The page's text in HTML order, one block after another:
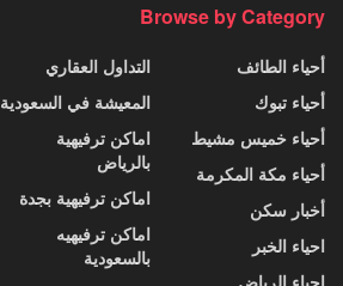
Browse by Category
أحياء الطائف
أحياء تبوك
أحياء خميس مشيط
أحياء مكة المكرمة
أخبار سكن
احياء الخبر
احياء الرياض
التداول العقاري
المعيشة في السعودية
اماكن ترفيهية
بالرياض
اماكن ترفيهية بجدة
اماكن ترفيهيه
بالسعودية